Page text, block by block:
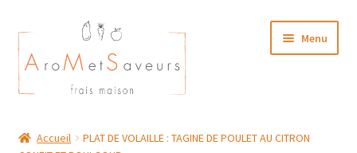
Aller
à
la
navigation
Aller
au
contenu
Menu
Accueil
PLAT DE VOLAILLE : TAGINE DE POULET AU CITRON